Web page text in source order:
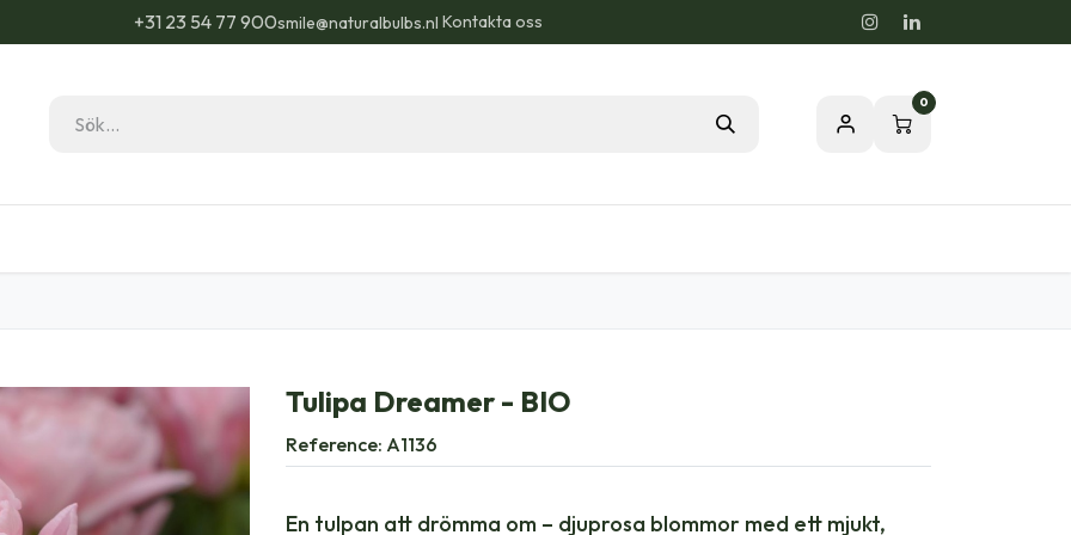
+31 23 54 77 900smile@naturalbulbs.nl Kontakta oss
0
Tulipa Dreamer - BIO
Reference: A1136
En tulpan att drömma om – djuprosa blommor med ett mjukt,